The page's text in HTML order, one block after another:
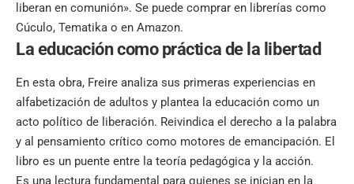
liberan en comunión». Se puede comprar en librerías como
Cúculo, Tematika o en Amazon.
La educación como práctica de la libertad
En esta obra, Freire analiza sus primeras experiencias en
alfabetización de adultos y plantea la educación como un
acto político de liberación. Reivindica el derecho a la palabra
y al pensamiento crítico como motores de emancipación. El
libro es un puente entre la teoría pedagógica y la acción.